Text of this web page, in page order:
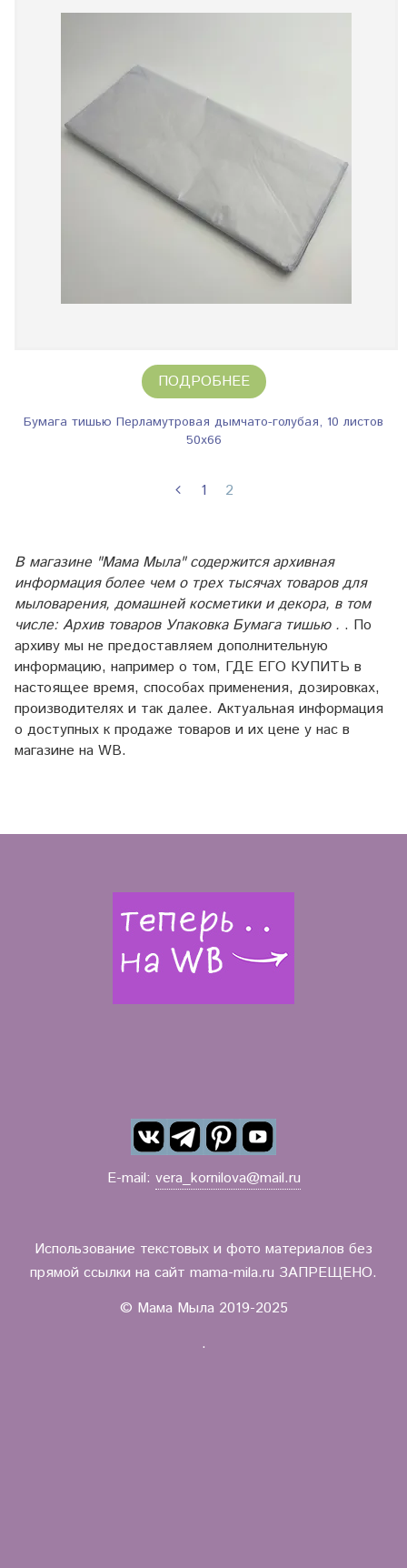
ПОДРОБНЕЕ
Бумага тишью Перламутровая дымчато-голубая, 10 листов
50х66
1 2
В магазине "Мама Мыла" содержится архивная
информация более чем о трех тысячах товаров для
мыловарения, домашней косметики и декора, в том
числе: Архив товаров Упаковка Бумага тишью . . По
архиву мы не предоставляем дополнительную
информацию, например о том, ГДЕ ЕГО КУПИТЬ в
настоящее время, способах применения, дозировках,
производителях и так далее. Актуальная информация
о доступных к продаже товаров и их цене у нас в
магазине на WB.
E-mail: vera_kornilova@mail.ru
Использование текстовых и фото материалов без
прямой ссылки на сайт mama-mila.ru ЗАПРЕЩЕНО.
© Мама Мыла 2019-2025
.